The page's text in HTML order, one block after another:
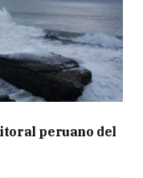
peruano del